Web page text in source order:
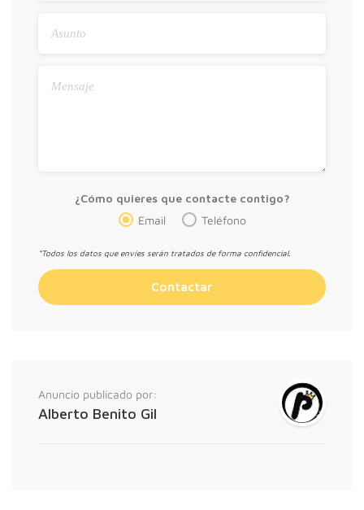
¿Cómo quieres que contacte contigo?
Email
Teléfono
*Todos los datos que envíes serán tratados de forma confidencial.
Anuncio publicado por:
Alberto Benito Gil